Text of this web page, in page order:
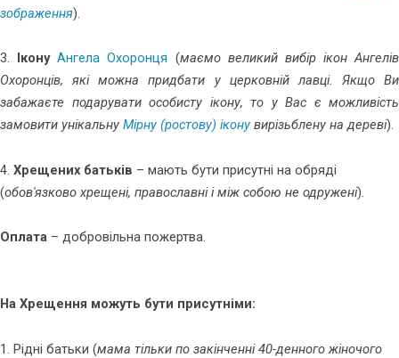
зображення).
3. Ікону Ангела Охоронця (маємо великий вибір ікон Ангелів
Охоронців, які можна придбати у церковній лавці. Якщо Ви
забажаєте подарувати особисту ікону, то у Вас є можливість
замовити унікальну Мірну (ростову) ікону вирізьблену на дереві).
4. Хрещених батьків – мають бути присутні на обряді
(обов'язково хрещені, православні і між собою не одружені).
Оплата – добровільна пожертва.
На Хрещення можуть бути присутніми:
1. Рідні батьки (мама тільки по закінченні 40-денного жіночого